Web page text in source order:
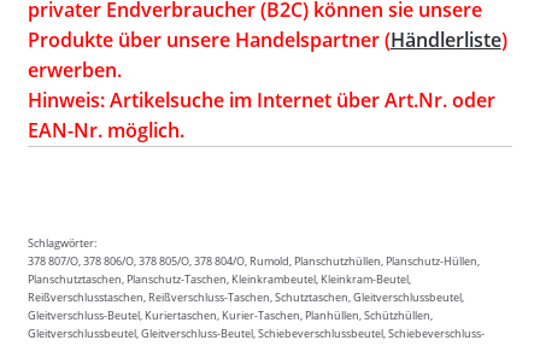
privater Endverbraucher (B2C) können sie unsere
Produkte über unsere Handelspartner (Händlerliste)
erwerben.
Hinweis: Artikelsuche im Internet über Art.Nr. oder
EAN-Nr. möglich.
Schlagwörter:
378 807/O, 378 806/O, 378 805/O, 378 804/O, Rumold, Planschutzhüllen, Planschutz-Hüllen,
Planschutztaschen, Planschutz-Taschen, Kleinkrambeutel, Kleinkram-Beutel,
Reißverschlusstaschen, Reißverschluss-Taschen, Schutztaschen, Gleitverschlussbeutel,
Gleitverschluss-Beutel, Kuriertaschen, Kurier-Taschen, Planhüllen, Schützhüllen,
Gleitverschlussbeutel, Gleitverschluss-Beutel, Schiebeverschlussbeutel, Schiebeverschluss-